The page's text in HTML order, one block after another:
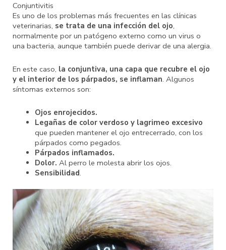
Conjuntivitis
Es uno de los problemas más frecuentes en las clínicas
veterinarias, se trata de una infección del ojo,
normalmente por un patógeno externo como un virus o
una bacteria, aunque también puede derivar de una alergia.
En este caso, la conjuntiva, una capa que recubre el ojo
y el interior de los párpados, se inflaman. Algunos
síntomas externos son:
Ojos enrojecidos.
Legañas de color verdoso y lagrimeo excesivo
que pueden mantener el ojo entrecerrado, con los
párpados como pegados.
Párpados inflamados.
Dolor. Al perro le molesta abrir los ojos.
Sensibilidad.